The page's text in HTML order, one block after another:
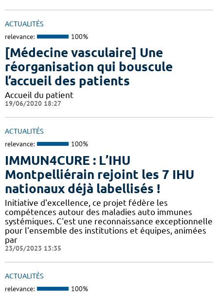
ACTUALITÉS
relevance: 100%
[Médecine vasculaire] Une
réorganisation qui bouscule
l’accueil des patients
Accueil du patient
19/06/2020 18:27
ACTUALITÉS
relevance: 100%
IMMUN4CURE : L’IHU
Montpelliérain rejoint les 7 IHU
nationaux déjà labellisés !
Initiative d'excellence, ce projet fédère les
compétences autour des maladies auto immunes
systémiques. C'est une reconnaissance exceptionnelle
pour l'ensemble des institutions et équipes, animées
par
23/05/2023 13:35
ACTUALITÉS
relevance: 100%